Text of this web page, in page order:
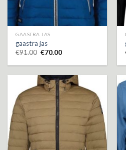
GAASTRA JAS
gaastra jas
€91.00 €70.00